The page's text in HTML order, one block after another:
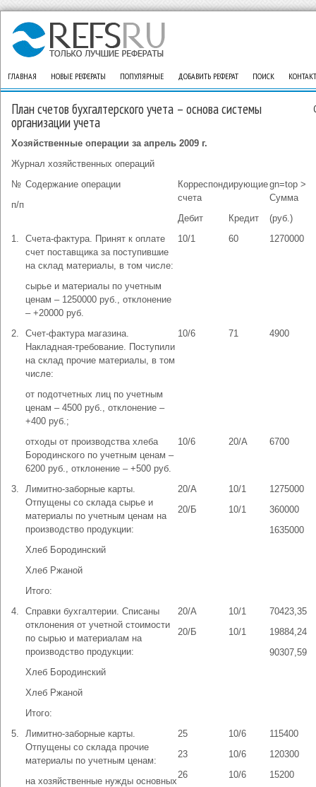
ГЛАВНАЯ НОВЫЕ РЕФЕРАТЫ ПОПУЛЯРНЫЕ ДОБАВИТЬ РЕФЕРАТ ПОИСК
План счетов бухгалтерского учета – основа системы
организации учета
Хозяйственные операции за апрель 2009 г.
Журнал хозяйственных операций
№
п/п
Содержание операции
Корреспондирующие
счета
gn=top >
Сумма
(руб.)
Дебит
Кредит
1.
Счета-фактура. Принят к оплате
счет поставщика за поступившие
на склад материалы, в том числе:
сырье и материалы по учетным
ценам – 1250000 руб., отклонение
– +20000 руб.
10/1 60 1270000
2.
Счет-фактура магазина.
Накладная-требование. Поступили
на склад прочие материалы, в том
числе:
от подотчетных лиц по учетным
ценам – 4500 руб., отклонение –
+400 руб.;
10/6 71 4900
отходы от производства хлеба
Бородинского по учетным ценам –
6200 руб., отклонение – +500 руб.
10/6 20/А 6700
3.
Лимитно-заборные карты.
Отпущены со склада сырье и
материалы по учетным ценам на
производство продукции:
Хлеб Бородинский
Хлеб Ржаной
Итого:
20/А
20/Б
10/1
10/1
1275000
360000
1635000
4.
Справки бухгалтерии. Списаны
отклонения от учетной стоимости
по сырью и материалам на
производство продукции:
Хлеб Бородинский
Хлеб Ржаной
Итого:
20/А
20/Б
10/1
10/1
70423,35
19884,24
90307,59
5.
Лимитно-заборные карты.
Отпущены со склада прочие
материалы по учетным ценам:
на хозяйственные нужды основных
25
23
26
10/6
10/6
10/6
115400
120300
15200